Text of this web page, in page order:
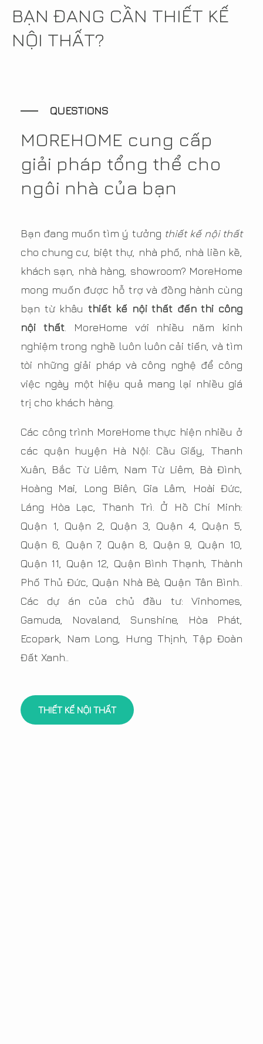
BẠN ĐANG CẦN THIẾT KẾ
NỘI THẤT?
QUESTIONS
MOREHOME cung cấp
giải pháp tổng thể cho
ngôi nhà của bạn
Bạn đang muốn tìm ý tưởng thiết kế nội thất
cho chung cư, biệt thự, nhà phố, nhà liền kề,
khách sạn, nhà hàng, showroom? MoreHome
mong muốn được hỗ trợ và đồng hành cùng
bạn từ khâu thiết kế nội thất đến thi công
nội thất. MoreHome với nhiều năm kinh
nghiệm trong nghề luôn luôn cải tiến, và tìm
tòi những giải pháp và công nghệ để công
việc ngày một hiệu quả mang lại nhiều giá
trị cho khách hàng.
Các công trình MoreHome thực hiện nhiều ở
các quận huyện Hà Nội: Cầu Giấy, Thanh
Xuân, Bắc Từ Liêm, Nam Từ Liêm, Bà Đình,
Hoàng Mai, Long Biên, Gia Lâm, Hoài Đức,
Láng Hòa Lạc, Thanh Trì. Ở Hồ Chí Minh:
Quận 1, Quận 2, Quận 3, Quận 4, Quận 5,
Quận 6, Quận 7, Quận 8, Quận 9, Quận 10,
Quận 11, Quận 12, Quận Bình Thạnh, Thành
Phố Thủ Đức, Quận Nhà Bè, Quận Tân Bình..
Các dự án của chủ đầu tư: Vinhomes,
Gamuda, Novaland, Sunshine, Hòa Phát,
Ecopark, Nam Long, Hưng Thịnh, Tập Đoàn
Đất Xanh..
THIẾT KẾ NỘI THẤT